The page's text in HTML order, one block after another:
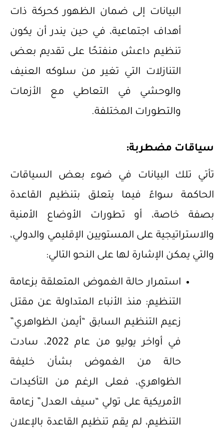
البيانات إلى ضمان الظهور كحركة ذات
أهداف اجتماعية، في حين يندر أن يكون
تنظيم داعش منفتحًا على تقديم بعض
التنازلات التي تغير من سلوكه العنيف
والوحشي في التعاطي مع الأزمات
والتطورات المختلفة.
سياقات مضطربة:
تأتي تلك البيانات في ضوء بعض السياقات
الحاكمة سواءً فيما يتعلق بتنظيم القاعدة
بصفة خاصة، أو تطورات الأوضاع الأمنية
والاستراتيجية على المستويين الإقليمي والدولي،
والتي يمكن الإشارة لها على النحو التالي:
استمرار حالة الغموض المتعلقة بزعامة
التنظيم: منذ الأنباء المتداولة عن مقتل
زعيم التنظيم السابق “أيمن الظواهري”
في أواخر يوليو من عام 2022، سادت
حالة من الغموض بشأن خليفة
الظواهري، فعلى الرغم من التأكيدات
الأمريكية على تولي “سيف العدل” زعامة
التنظيم، لم يقم تنظيم القاعدة بالإعلان